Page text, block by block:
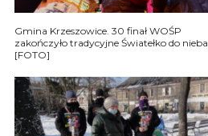
Gmina Krzeszowice. 30 finał WOŚP
zakończyło tradycyjne Światełko do nieba
[FOTO]